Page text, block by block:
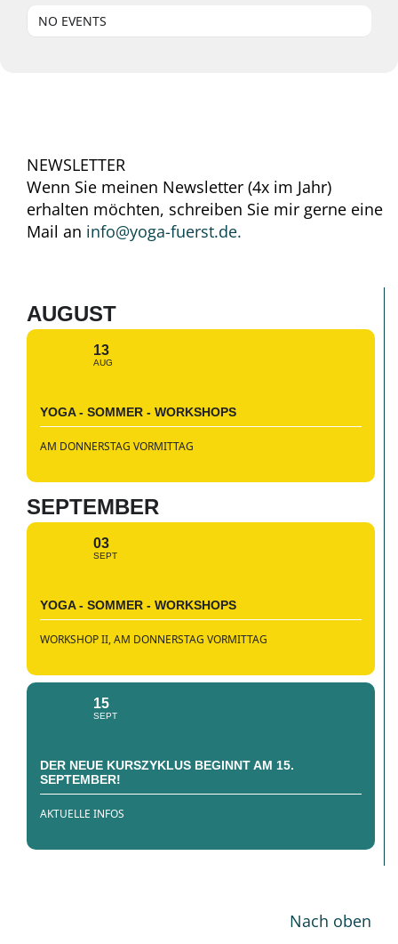
NO EVENTS
NEWSLETTER
Wenn Sie meinen Newsletter (4x im Jahr)
erhalten möchten, schreiben Sie mir gerne eine
Mail an info@yoga-fuerst.de.
AUGUST
13
AUG
YOGA - SOMMER - WORKSHOPS
AM DONNERSTAG VORMITTAG
SEPTEMBER
03
SEPT
YOGA - SOMMER - WORKSHOPS
WORKSHOP II, AM DONNERSTAG VORMITTAG
15
SEPT
DER NEUE KURSZYKLUS BEGINNT AM 15.
SEPTEMBER!
AKTUELLE INFOS
Nach oben